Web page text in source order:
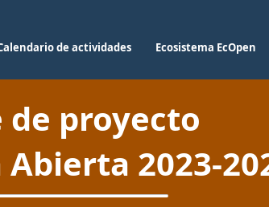
de actividades Ecosistema EcOpen
de proyecto
Abierta 2023-